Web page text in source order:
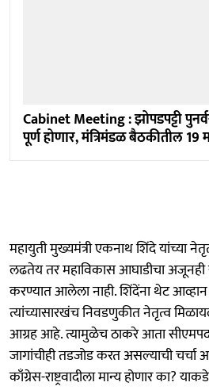
Cabinet Meeting : झोपडपट्टी
पूर्ण होणार, मंत्रिमंडळ बैठकीतील 19
महायुती मुख्यमंत्री एकनाथ शिंदे यांच्या
लढतेय तर महाविकास आघाडीचा अजूनही
करण्यात आलेला नाही. शिंदेंना थेट
त्यांच्यासारखंच निवडणुकीत नेतृत्व
आग्रह आहे. त्यामुळेच ठाकरे आता
जागांचीही तडजोड करत असल्याची चर्चा
काँग्रेस-राष्ट्रवादीला मान्य होणार का?